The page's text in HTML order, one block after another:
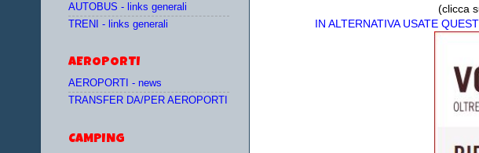
(clicca
IN ALTERNATIVA USATE
AUTOBUS - links generali
TRENI - links generali
AEROPORTI
AEROPORTI - news
TRANSFER DA/PER AEROPORTI
CAMPING